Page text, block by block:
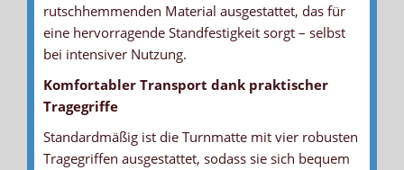
rutschhemmenden Material ausgestattet, das für
eine hervorragende Standfestigkeit sorgt – selbst
bei intensiver Nutzung.
Komfortabler Transport dank praktischer
Tragegriffe
Standardmäßig ist die Turnmatte mit vier robusten
Tragegriffen ausgestattet, sodass sie sich bequem